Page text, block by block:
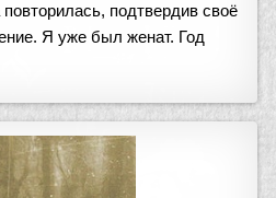
подтвердив своё
Я уже был женат. Год